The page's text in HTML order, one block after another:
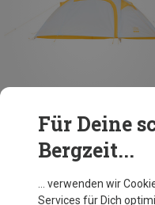
Du sparst 11%
Für Deine
Bergzeit...
… verwenden wir
Services für Dich